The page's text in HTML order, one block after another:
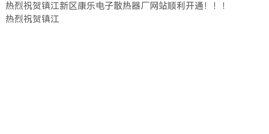
热烈祝贺镇江新区康乐电子散热器厂网站顺利开通！！！
热烈祝贺镇江